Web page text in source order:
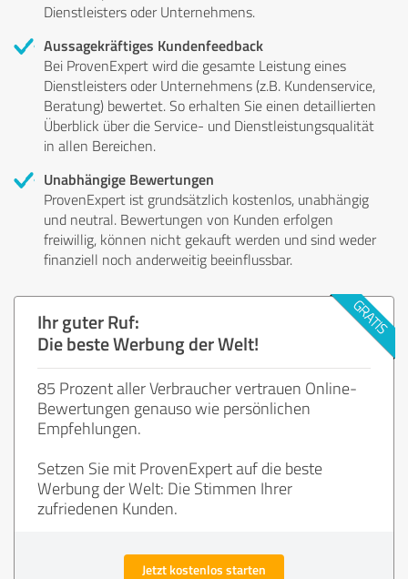
Dienstleisters oder Unternehmens.
Aussagekräftiges Kundenfeedback
Bei ProvenExpert wird die gesamte Leistung eines
Dienstleisters oder Unternehmens (z.B. Kundenservice,
Beratung) bewertet. So erhalten Sie einen detaillierten
Überblick über die Service- und Dienstleistungsqualität
in allen Bereichen.
Unabhängige Bewertungen
ProvenExpert ist grundsätzlich kostenlos, unabhängig
und neutral. Bewertungen von Kunden erfolgen
freiwillig, können nicht gekauft werden und sind weder
finanziell noch anderweitig beeinflussbar.
Ihr guter Ruf:
Die beste Werbung der Welt!
85 Prozent aller Verbraucher vertrauen Online-
Bewertungen genauso wie persönlichen
Empfehlungen.
Setzen Sie mit ProvenExpert auf die beste
Werbung der Welt: Die Stimmen Ihrer
zufriedenen Kunden.
Jetzt kostenlos starten